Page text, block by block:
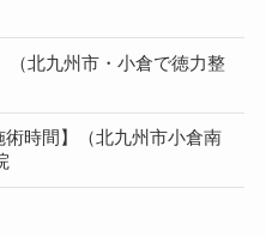
（北九州市・小倉で徳力整
術時間】（北九州市小倉南